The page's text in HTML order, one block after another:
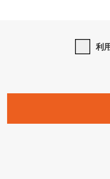
定が優先して適用されるものとし
」とは、当社が提供する以下の
れらサービスに関連して当社が
SEShop」「CodeZine」「
利